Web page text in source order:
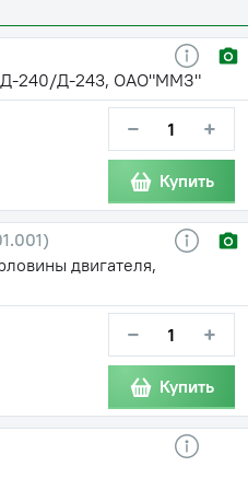
Д-240/Д-243, ОАО"ММЗ"
− +
Купить
двигателя,
− +
Купить